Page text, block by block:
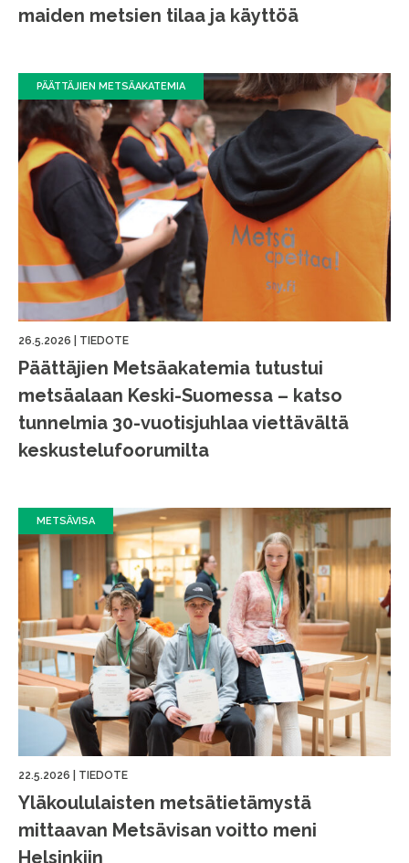
maiden metsien tilaa ja käyttöä
PÄÄTTÄJIEN METSÄAKATEMIA
26.5.2026 TIEDOTE
Päättäjien Metsäakatemia tutustui
metsäalaan Keski-Suomessa – katso
tunnelmia 30-vuotisjuhlaa viettävältä
keskustelufoorumilta
METSÄVISA
22.5.2026 TIEDOTE
Yläkoululaisten metsätietämystä
mittaavan Metsävisan voitto meni
Helsinkiin